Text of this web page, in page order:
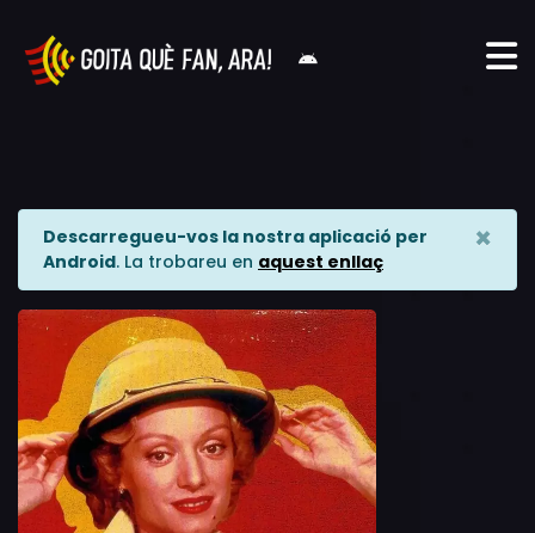
Descarregueu-vos la nostra aplicació per
Android. La trobareu en aquest enllaç
×